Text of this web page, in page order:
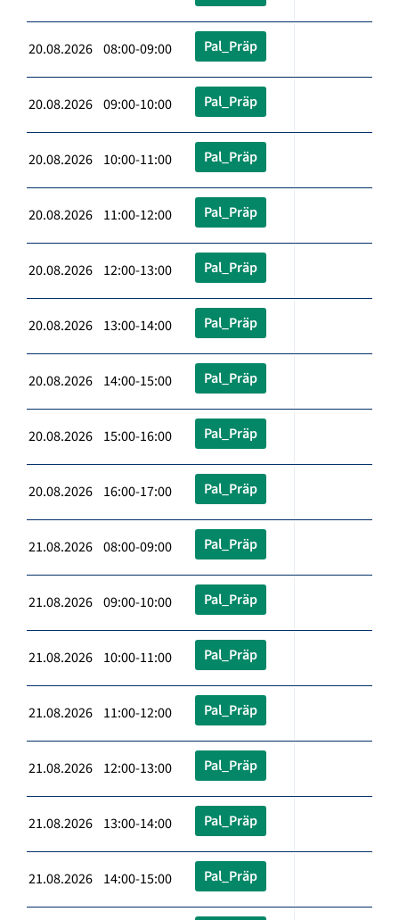
20.08.2026 08:00-09:00 Pal_Präp
20.08.2026 09:00-10:00 Pal_Präp
20.08.2026 10:00-11:00 Pal_Präp
20.08.2026 11:00-12:00 Pal_Präp
20.08.2026 12:00-13:00 Pal_Präp
20.08.2026 13:00-14:00 Pal_Präp
20.08.2026 14:00-15:00 Pal_Präp
20.08.2026 15:00-16:00 Pal_Präp
20.08.2026 16:00-17:00 Pal_Präp
21.08.2026 08:00-09:00 Pal_Präp
21.08.2026 09:00-10:00 Pal_Präp
21.08.2026 10:00-11:00 Pal_Präp
21.08.2026 11:00-12:00 Pal_Präp
21.08.2026 12:00-13:00 Pal_Präp
21.08.2026 13:00-14:00 Pal_Präp
21.08.2026 14:00-15:00 Pal_Präp